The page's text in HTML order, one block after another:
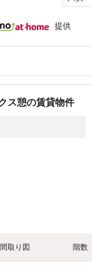
提供
ス憩の賃貸物件
間取り図 階数